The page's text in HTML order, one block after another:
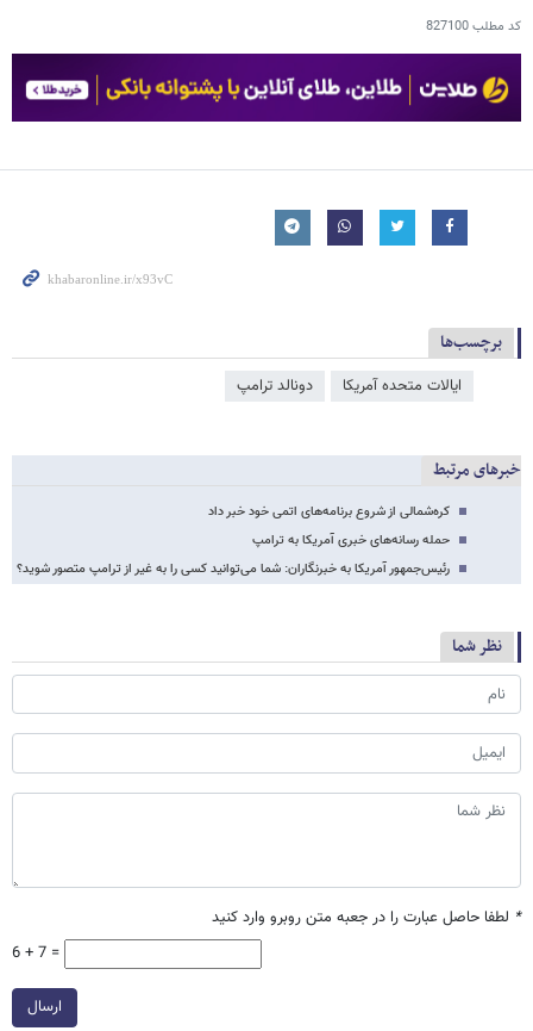
کد مطلب827100
برچسب‌ها
ایالات متحده آمریکا دونالد ترامپ
خبرهای مرتبط
کره‌شمالی از شروع برنامه‌های اتمی خود خبر داد
حمله رسانه‌های خبری آمریکا به ترامپ
رئیس‌جمهور آمریکا به خبرنگاران: شما می‌توانید کسی را به غیر از ترامپ متصور شوید؟
نظر شما
* لطفا حاصل عبارت را در جعبه متن روبرو وارد کنید
6 + 7 =
ارسال